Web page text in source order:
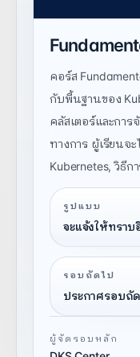
คอร์ส
กับพื้นฐานของ
คลัสเตอร์และการ
ทางการ ผู้เรียนจ
Kubernetes, วิธีก
Cluster, การจัดก
จัดการเครือข่ายแ
จัดการกับ
รูปแบบ
จะแจ้งให้ทราบ
รอบถัดไป
ประกาศรอบถั
ผู้จัดรอบหลัก